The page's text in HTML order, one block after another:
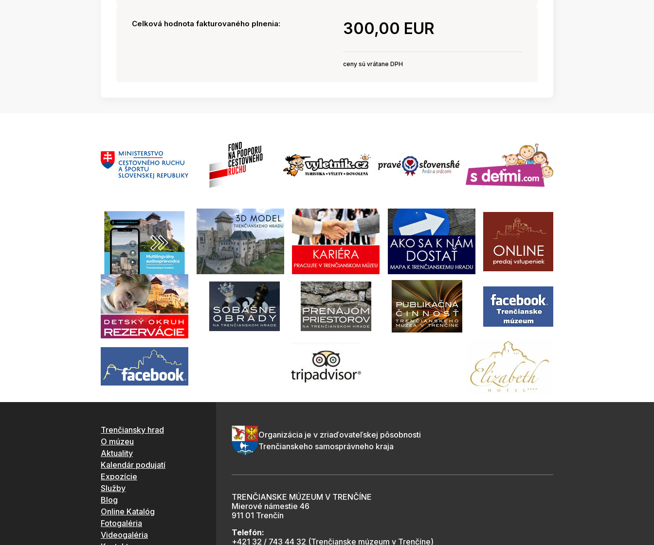
Celková hodnota fakturovaného plnenia: 300,00 EUR
ceny sú vrátane DPH
Trenčiansky hrad
O múzeu
Aktuality
Kalendár podujatí
Expozície
Služby
Blog
Online Katalóg
Fotogaléria
Videogaléria
Organizácia je v zriaďovateľskej pôsobnosti
Trenčianskeho samosprávneho kraja
TRENČIANSKE MÚZEUM V TRENČÍNE
Mierové námestie 46
911 01 Trenčín
Telefón:
+421 32 / 743 44 32 (Trenčianske múzeum v Trenčíne)